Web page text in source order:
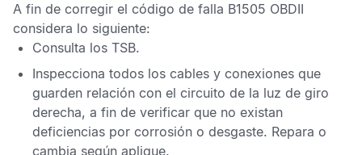
A fin de corregir el código de falla B1505 OBDII
considera lo siguiente:
Consulta los TSB.
Inspecciona todos los cables y conexiones que
guarden relación con el circuito de la luz de giro
derecha, a fin de verificar que no existan
deficiencias por corrosión o desgaste. Repara o
cambia según aplique.